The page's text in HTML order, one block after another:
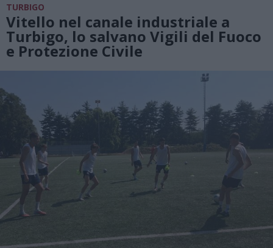
TURBIGO
Vitello nel canale industriale a
Turbigo, lo salvano Vigili del Fuoco
e Protezione Civile